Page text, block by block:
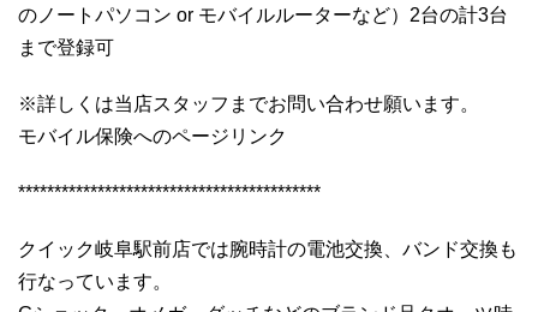
のノートパソコン or モバイルルーターなど）2台の計3台
まで登録可
※詳しくは当店スタッフまでお問い合わせ願います。
モバイル保険へのページリンク
******************************************
クイック岐阜駅前店では腕時計の電池交換、バンド交換も
行なっています。